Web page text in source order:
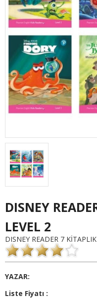
DISNEY
LEVEL 2
DISNEY READER 7
YAZAR:
Liste Fiyatı :